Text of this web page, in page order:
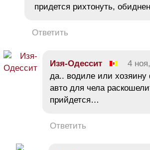
придется рихтонуть,
Ответить
Изя-Одессит 4
да.. водиле или
авто для чела
прийдется…
Ответить